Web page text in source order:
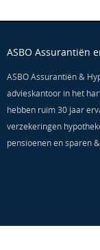
ASBO Assurantiën
ASBO Assurantiën &
advieskantoor in het
hebben ruim 30 jaar
verzekeringen
pensioenen en sparen